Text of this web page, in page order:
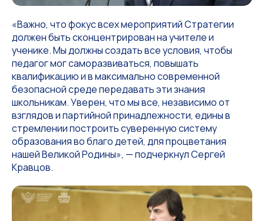
«Важно, что фокус всех мероприятий Стратегии
должен быть сконцентрирован на учителе и
ученике. Мы должны создать все условия, чтобы
педагог мог саморазвиваться, повышать
квалификацию и в максимально современной
безопасной среде передавать эти знания
школьникам. Уверен, что мы все, независимо от
взглядов и партийной принадлежности, едины в
стремлении построить суверенную систему
образования во благо детей, для процветания
нашей Великой Родины», — подчеркнул Сергей
Кравцов.